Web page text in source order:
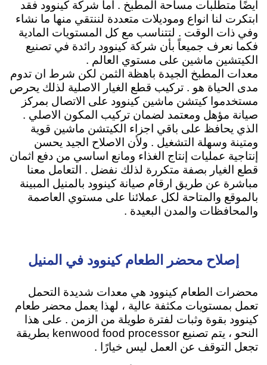
أيضًا متطلبات مساحة المطبخ . اما شركة كينوود فقد
ابتكرت لنا انواع وموديلات متعددة لننتقي منها ما نشاء
وفي ذات الوقت . لتتناسب مع كل المستويات المادية
فكما نعرف جميعاً بأن شركة كينوود رائدة في تصنيع
الكيتشين ماشين على مستوي العالم .
معدات المطبخ الجيدة باهظة الثمن لكن شرط ان تدوم
مدى الحياة هو . تركيب قطع الغيار الاصلية لذلك يحرص
مستخدموا كيتشن ماشين كينوود على الاتصال بمركز
صيانة مؤهل ومعتمد لضمان تركيب المكون الاصلي .
الذي يحافظ على باقي اجزاء الكيتشن ماشين قوية
ومتينة وسهلة التشغيل . ولأن الاصلاح الجيد يحسن
إنتاجية عمليات إنتاج الغذاء ومانع اساسي من دفع اثمان
قطع الغيار بصفة متكررة لذلك نفضل . التعامل معنا
مباشرة عن طريق ارقام صيانة كينوود بالمنيل المبينة
بالموقع والمتاحة لكل عملائنا على مستوي العاصمة
والمحافظات والمدن البعيدة .
إصلاح محضر الطعام كينوود في المنيل
محضرات الطعام كينوود هي معدات شديدة التحمل
تعمل بمستويات مكثفة عالية ، لهذا يعمل محضر طعام
كينوود بقوة وثبات لفترة طويلة من الزمن . على هذا
النحو ، يتم تصنيع kenwood food processor بطريقة
تجعل التوقف عن العمل ليس خيارًا .